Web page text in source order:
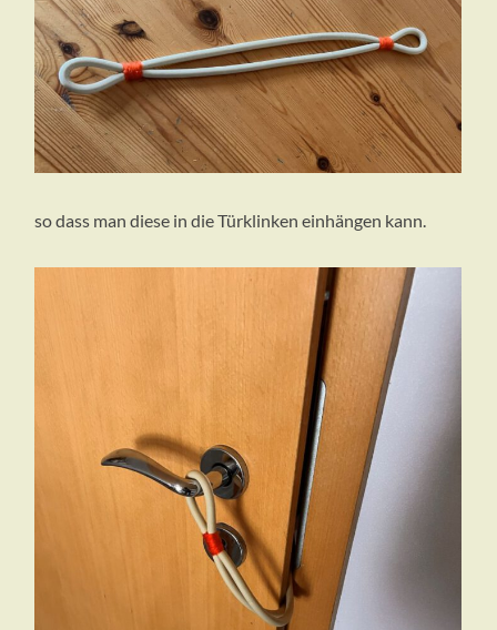
so dass man diese in die Türklinken einhängen kann.